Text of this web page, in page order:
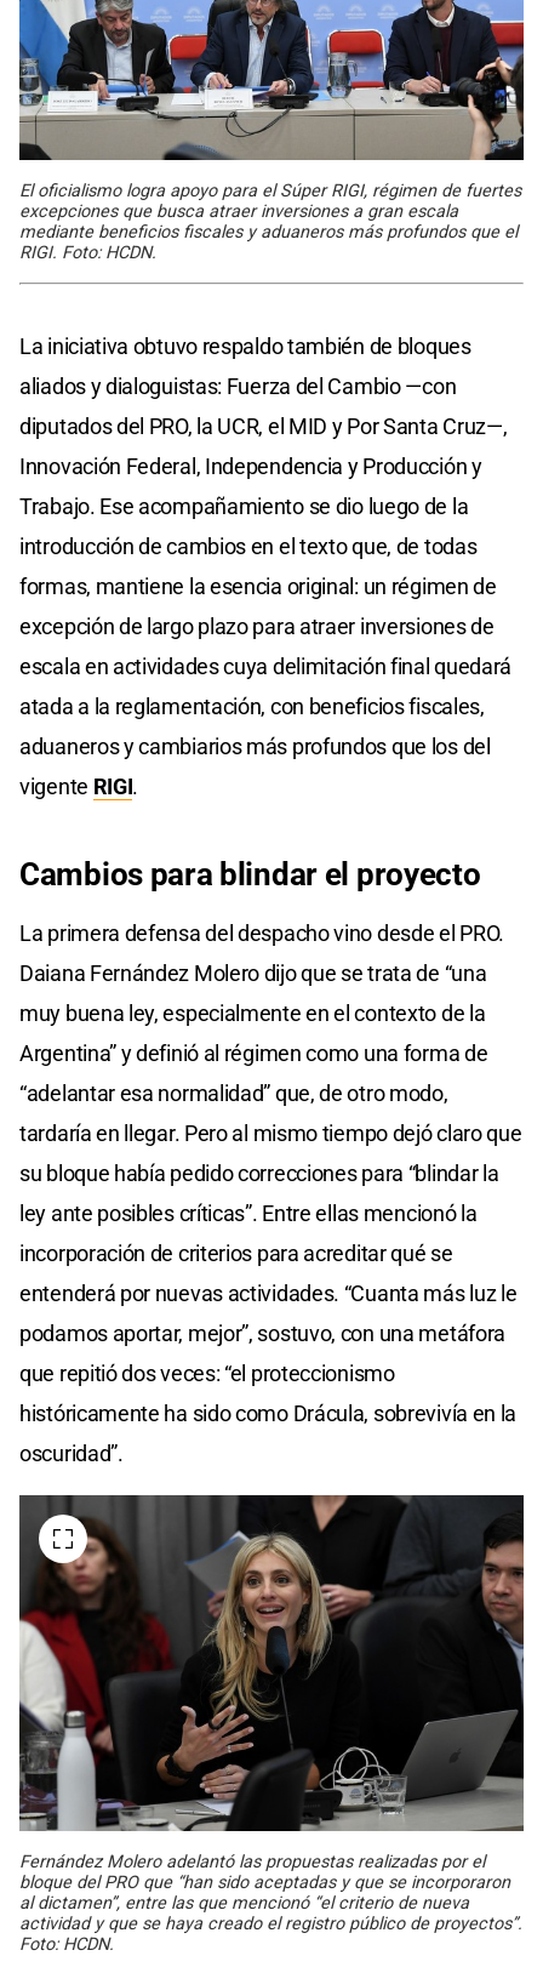
El oficialismo logra apoyo para el Súper RIGI, régimen de fuertes
excepciones que busca atraer inversiones a gran escala
mediante beneficios fiscales y aduaneros más profundos que el
RIGI. Foto: HCDN.
La iniciativa obtuvo respaldo también de bloques
aliados y dialoguistas: Fuerza del Cambio —con
diputados del PRO, la UCR, el MID y Por Santa Cruz—,
Innovación Federal, Independencia y Producción y
Trabajo. Ese acompañamiento se dio luego de la
introducción de cambios en el texto que, de todas
formas, mantiene la esencia original: un régimen de
excepción de largo plazo para atraer inversiones de
escala en actividades cuya delimitación final quedará
atada a la reglamentación, con beneficios fiscales,
aduaneros y cambiarios más profundos que los del
vigente RIGI.
Cambios para blindar el proyecto
La primera defensa del despacho vino desde el PRO.
Daiana Fernández Molero dijo que se trata de “una
muy buena ley, especialmente en el contexto de la
Argentina” y definió al régimen como una forma de
“adelantar esa normalidad” que, de otro modo,
tardaría en llegar. Pero al mismo tiempo dejó claro que
su bloque había pedido correcciones para “blindar la
ley ante posibles críticas”. Entre ellas mencionó la
incorporación de criterios para acreditar qué se
entenderá por nuevas actividades. “Cuanta más luz le
podamos aportar, mejor”, sostuvo, con una metáfora
que repitió dos veces: “el proteccionismo
históricamente ha sido como Drácula, sobrevivía en la
oscuridad”.
Fernández Molero adelantó las propuestas realizadas por el
bloque del PRO que “han sido aceptadas y que se incorporaron
al dictamen”, entre las que mencionó “el criterio de nueva
actividad y que se haya creado el registro público de proyectos”.
Foto: HCDN.